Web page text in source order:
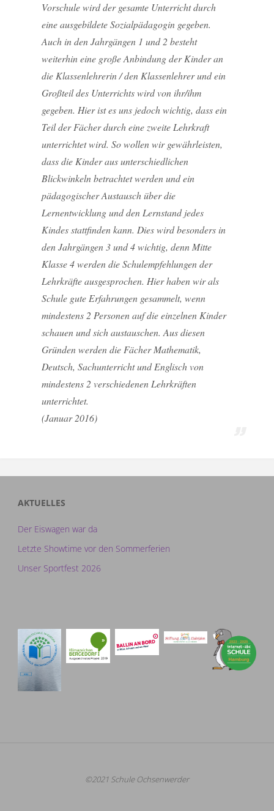
Vorschule wird der gesamte Unterricht durch
eine ausgebildete Sozialpädagogin gegeben.
Auch in den Jahrgängen 1 und 2 besteht
weiterhin eine große Anbindung der Kinder an
die Klassenlehrerin / den Klassenlehrer und ein
Großteil des Unterrichts wird von ihr/ihm
gegeben. Hier ist es uns jedoch wichtig, dass ein
Teil der Fächer durch eine zweite Lehrkraft
unterrichtet wird. So wollen wir gewährleisten,
dass die Kinder aus unterschiedlichen
Blickwinkeln betrachtet werden und ein
pädagogischer Austausch über die
Lernentwicklung und den Lernstand jedes
Kindes stattfinden kann. Dies wird besonders in
den Jahrgängen 3 und 4 wichtig, denn Mitte
Klasse 4 werden die Schulempfehlungen der
Lehrkräfte ausgesprochen. Hier haben wir als
Schule gute Erfahrungen gesammelt, wenn
mindestens 2 Personen auf die einzelnen Kinder
schauen und sich austauschen. Aus diesen
Gründen werden die Fächer Mathematik,
Deutsch, Sachunterricht und Englisch von
mindestens 2 verschiedenen Lehrkräften
unterrichtet.
(Januar 2016)
AKTUELLES
Der Eiswagen war da
Letzte Showtime vor den Sommerferien
Unser Sportfest 2026
©2021 Schule Ochsenwerder